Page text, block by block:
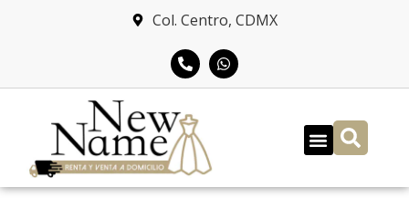
Col. Centro, CDMX